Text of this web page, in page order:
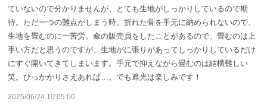
キッズ
サンバリア100について
サンバリア100について
ていないので分かりませんが、とても生地がしっかりしているので期
待。ただ一つの難点がしまう時。折れた骨を手元に納められないので、
生地を畳むのに一苦労。傘の販売員をしたことがあるので、畳むのは上
手い方だと思うのですが、生地がに張りがあってしっかりしているだけ
にすぐ開いてきてしまいます。手元で抑えながら畳むのは結構難しい
笑。ひっかかりさえあれば…。でも遮光は楽しみです！
2025/06/24 10:05:00